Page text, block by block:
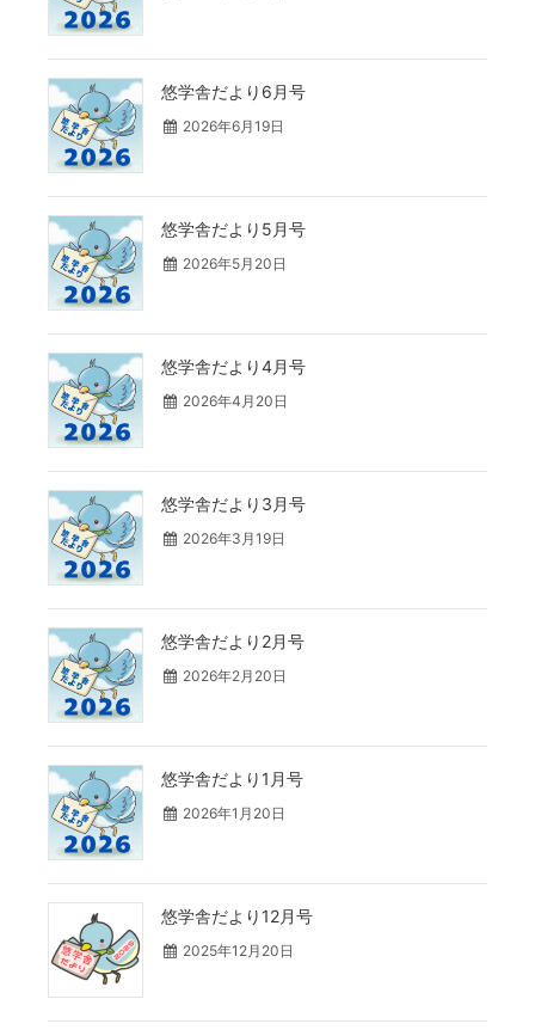
悠学舎だより6月号
2026年6月19日
悠学舎だより5月号
2026年5月20日
悠学舎だより4月号
2026年4月20日
悠学舎だより3月号
2026年3月19日
悠学舎だより2月号
2026年2月20日
悠学舎だより1月号
2026年1月20日
悠学舎だより12月号
2025年12月20日